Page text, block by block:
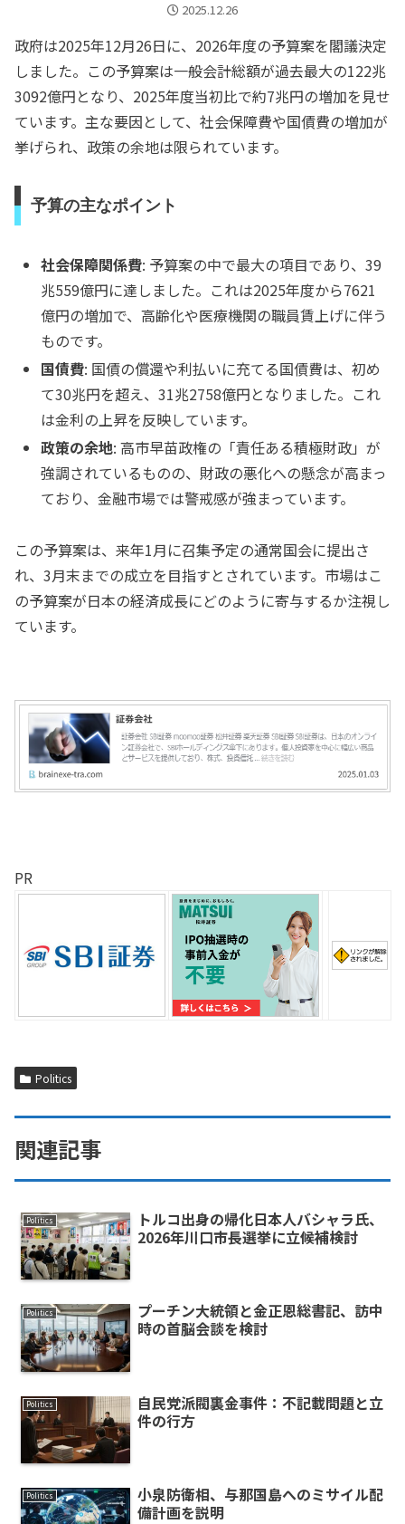
2025.12.26
政府は2025年12月26日に、2026年度の予算案を閣議決定
しました。この予算案は一般会計総額が過去最大の122兆
3092億円となり、2025年度当初比で約7兆円の増加を見せ
ています。主な要因として、社会保障費や国債費の増加が
挙げられ、政策の余地は限られています。
予算の主なポイント
社会保障関係費: 予算案の中で最大の項目であり、39
兆559億円に達しました。これは2025年度から7621
億円の増加で、高齢化や医療機関の職員賃上げに伴う
ものです。
国債費: 国債の償還や利払いに充てる国債費は、初め
て30兆円を超え、31兆2758億円となりました。これ
は金利の上昇を反映しています。
政策の余地: 高市早苗政権の「責任ある積極財政」が
強調されているものの、財政の悪化への懸念が高まっ
ており、金融市場では警戒感が強まっています。
この予算案は、来年1月に召集予定の通常国会に提出さ
れ、3月末までの成立を目指すとされています。市場はこ
の予算案が日本の経済成長にどのように寄与するか注視し
ています。
PR
Politics
関連記事
Politics
トルコ出身の帰化日本人バシャラ氏、
2026年川口市長選挙に立候補検討
Politics
プーチン大統領と金正恩総書記、訪中
時の首脳会談を検討
Politics
自民党派閥裏金事件：不記載問題と立
件の行方
Politics
小泉防衛相、与那国島へのミサイル配
備計画を説明